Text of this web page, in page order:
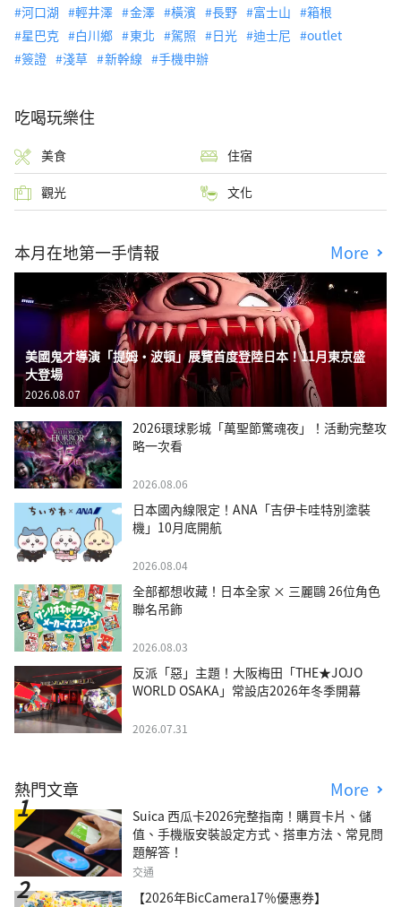
河口湖
輕井澤 金澤 橫濱 長野 富士山
箱根
星巴克
白川鄉 東北 駕照 日光 迪士尼
outlet
簽證
淺草 新幹線 手機申辦
吃喝玩樂住
美食 住宿
觀光 文化
本月在地第一手情報 More
美國鬼才導演「提姆・波頓」展覽首度登陸日本！11月東京盛
大登場
2026.08.07
2026環球影城「萬聖節驚魂夜」！活動完整攻
略一次看
2026.08.06
日本國內線限定！ANA「吉伊卡哇特別塗裝
機」10月底開航
2026.08.04
全部都想收藏！日本全家 × 三麗鷗 26位角色
聯名吊飾
2026.08.03
反派「惡」主題！大阪梅田「THE★JOJO
WORLD OSAKA」常設店2026年冬季開幕
2026.07.31
熱門文章 More
Suica 西瓜卡2026完整指南！購買卡片、儲
值、手機版安裝設定方式、搭車方法、常見問
題解答！
交通
【2026年BicCamera17％優惠券】